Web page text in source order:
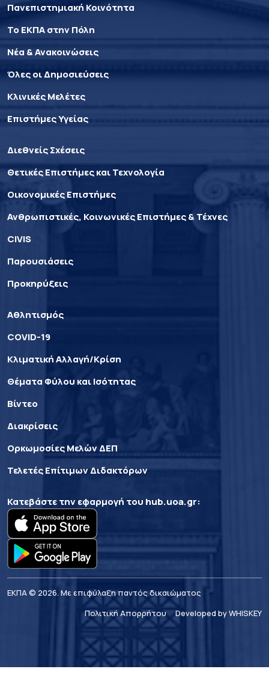
Πανεπιστημιακή Κοινότητα
Το ΕΚΠΑ στην Πόλη
Νέα & Ανακοινώσεις
Όλες οι Δημοσιεύσεις
Κλινικές Μελέτες
Επιστήμες Υγείας
Διεθνείς Σχέσεις
Θετικές Επιστήμες και Τεχνολογία
Οικονομικές Επιστήμες
Ανθρωπιστικές, Κοινωνικές Επιστήμες & Τέχνες
CIVIS
Παρουσιάσεις
Προκηρύξεις
Αθλητισμός
COVID-19
Κλιματική Αλλαγή/Κρίση
Θέματα Φύλου και Ισότητας
Βίντεο
Διακρίσεις
Ορκωμοσίες Μελών ΔΕΠ
Τελετές Επίτιμων Διδακτόρων
Κατεβάστε την εφαρμογή του hub.uoa.gr:
ΕΚΠΑ © 2026. Με επιφύλαξη παντός δικαιώματος
Πολιτική Απορρήτου
Developed by WHISKEY